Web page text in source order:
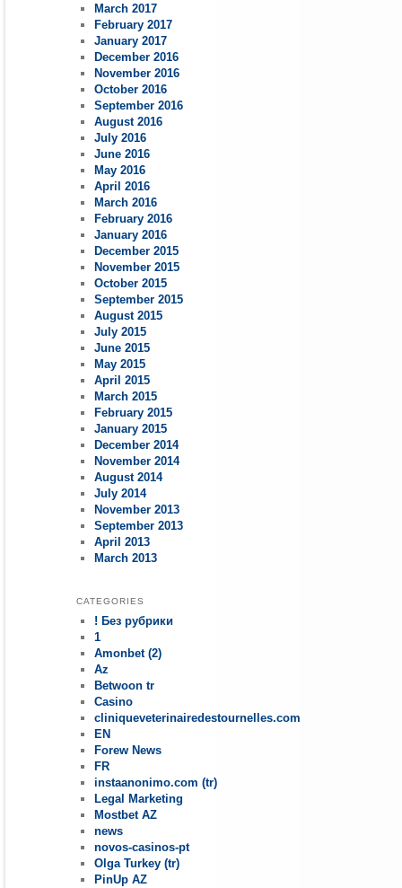
March 2017
February 2017
January 2017
December 2016
November 2016
October 2016
September 2016
August 2016
July 2016
June 2016
May 2016
April 2016
March 2016
February 2016
January 2016
December 2015
November 2015
October 2015
September 2015
August 2015
July 2015
June 2015
May 2015
April 2015
March 2015
February 2015
January 2015
December 2014
November 2014
August 2014
July 2014
November 2013
September 2013
April 2013
March 2013
CATEGORIES
! Без рубрики
1
Amonbet (2)
Az
Betwoon tr
Casino
cliniqueveterinairedestournelles.com
EN
Forew News
FR
instaanonimo.com (tr)
Legal Marketing
Mostbet AZ
news
novos-casinos-pt
Olga Turkey (tr)
PinUp AZ